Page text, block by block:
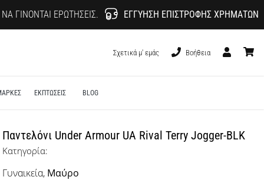
ΓΊΝΟΝΤΑΙ ΕΡΩΤΉΣΕΙΣ. ΕΓΓΎΗΣΗ ΕΠΙΣΤΡΟΦΉΣ ΧΡΗΜΆΤΩΝ
Σχετικά μ' εμάς
Βοήθεια
ΕΚΠΤΩΣΕΙΣ BLOG
Παντελόνι Under Armour UA Rival Terry Jogger-BLK
Κατηγορία:
Γυναικεία, Μαύρο